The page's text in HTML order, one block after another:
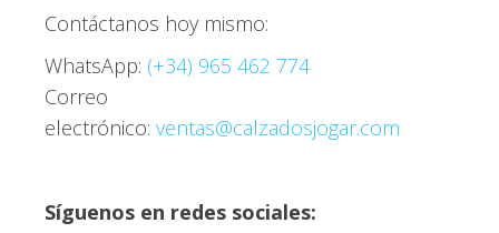
Contáctanos hoy mismo:
WhatsApp: (+34) 965 462 774
Correo
electrónico: ventas@calzadosjogar.com
Síguenos en redes sociales: